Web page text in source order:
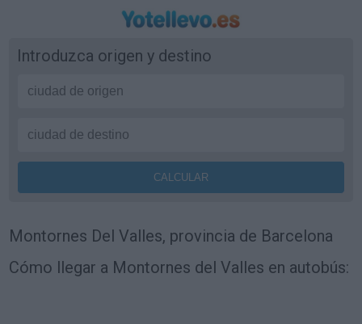
Introduzca origen y destino
Montornes Del Valles, provincia de Barcelona
Cómo llegar a Montornes del Valles en autobús: